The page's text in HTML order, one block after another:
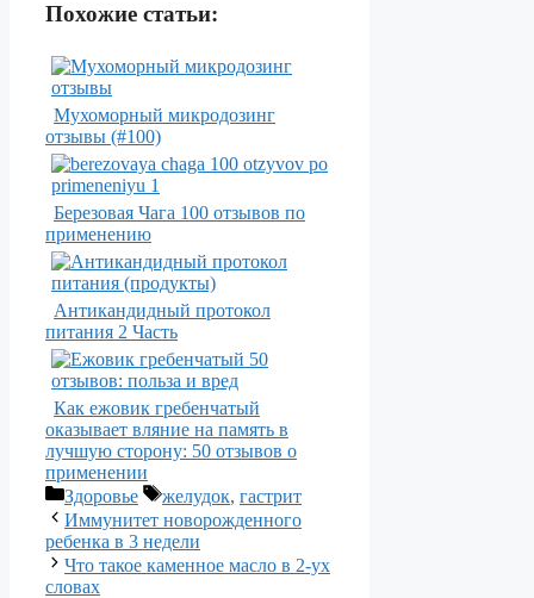
Похожие статьи:
Мухоморный микродозинг
отзывы (#100)
Березовая Чага 100 отзывов по
применению
Антикандидный протокол
питания 2 Часть
Как ежовик гребенчатый
оказывает вляние на память в
лучшую сторону: 50 отзывов о
применении
Рубрики
Здоровье Метки
желудок, гастрит
Иммунитет новорожденного
ребенка в 3 недели
Что такое каменное масло в 2-ух
словах